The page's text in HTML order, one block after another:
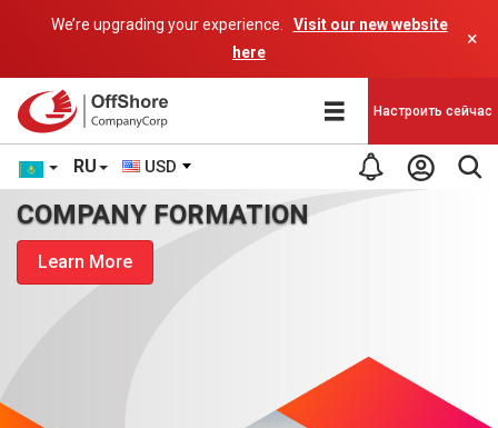
We’re upgrading your experience.
Visit our new website
here
×
RU USD
Настроить сейчас
COMPANY FORMATION
Learn More